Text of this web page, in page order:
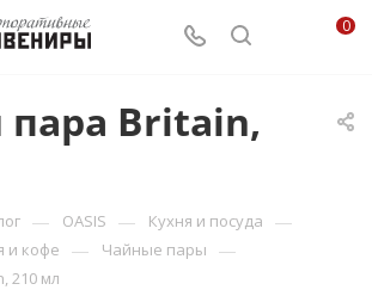
0
пара Britain,
— OASIS — Кухня и посуда —
и кофе — Чайные пары —
210 мл